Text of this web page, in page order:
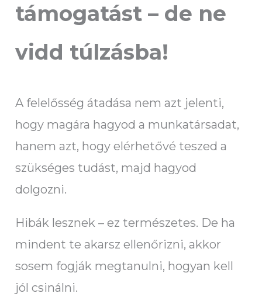
támogatást – de ne
vidd túlzásba!
A felelősség átadása nem azt jelenti,
hogy magára hagyod a munkatársadat,
hanem azt, hogy elérhetővé teszed a
szükséges tudást, majd hagyod
dolgozni.
Hibák lesznek – ez természetes. De ha
mindent te akarsz ellenőrizni, akkor
sosem fogják megtanulni, hogyan kell
jól csinálni.